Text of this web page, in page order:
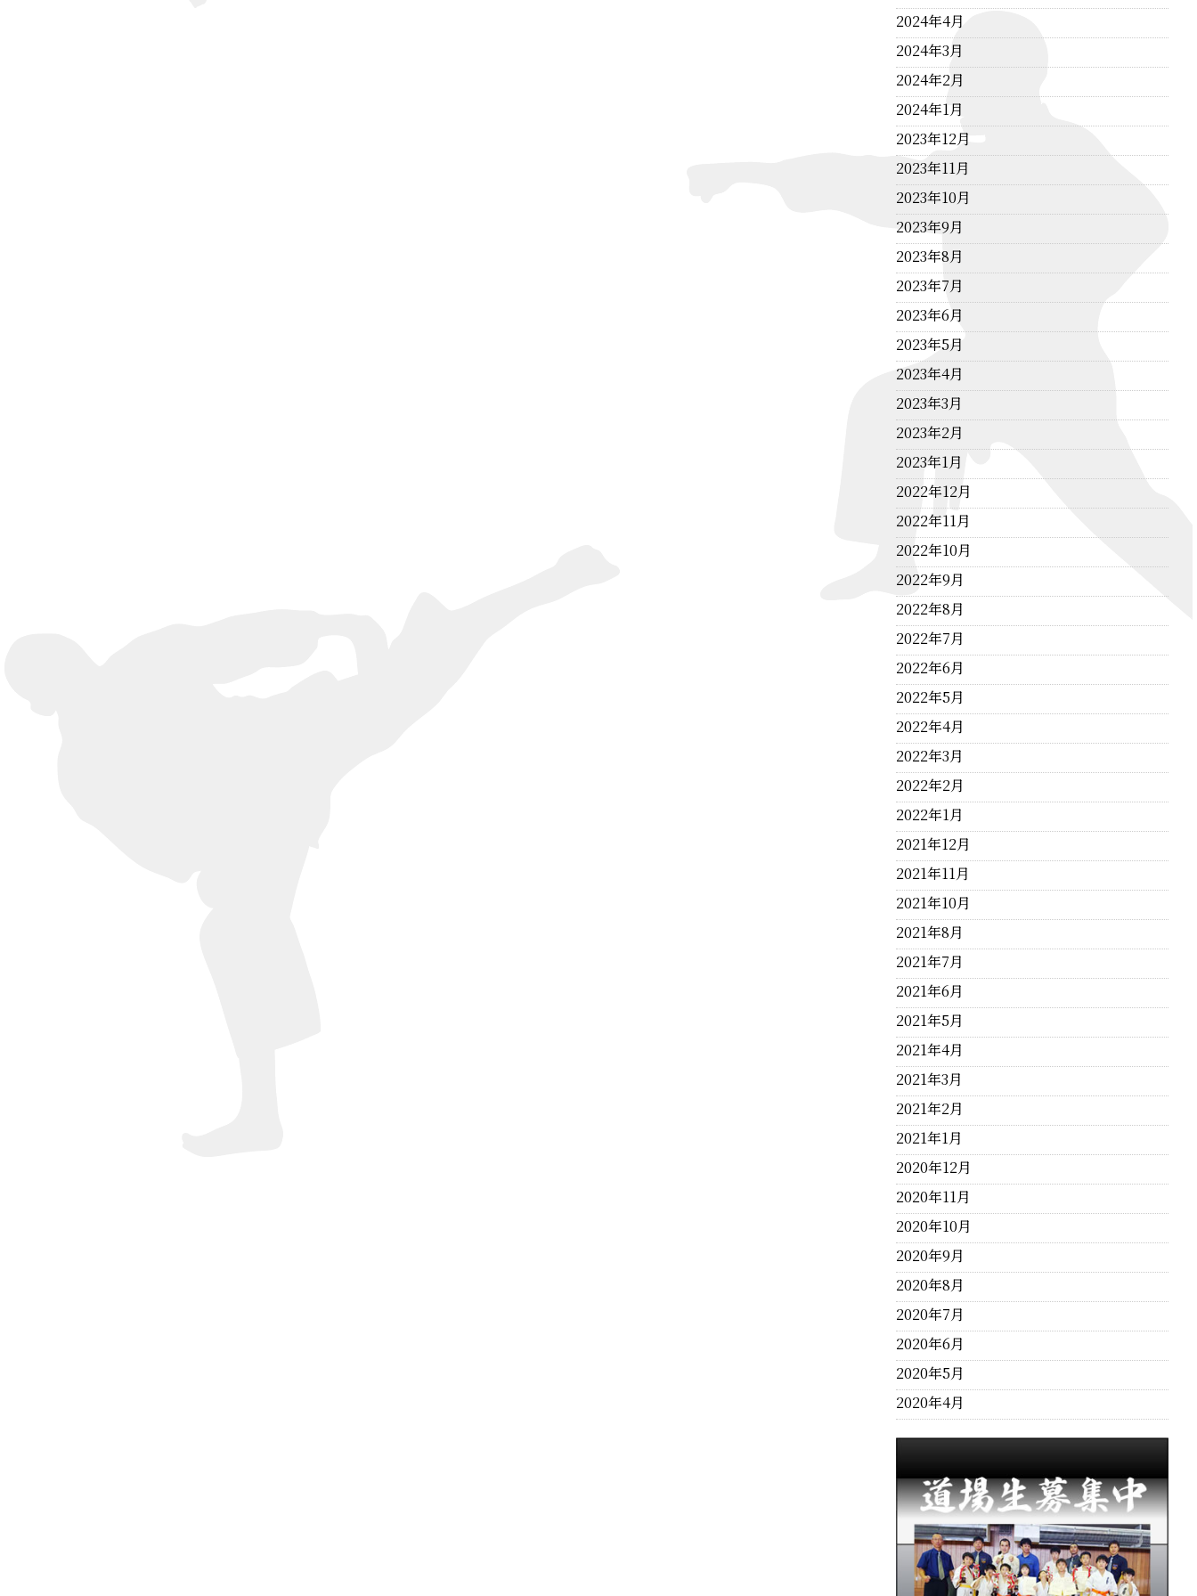
2024年4月
2024年3月
2024年2月
2024年1月
2023年12月
2023年11月
2023年10月
2023年9月
2023年8月
2023年7月
2023年6月
2023年5月
2023年4月
2023年3月
2023年2月
2023年1月
2022年12月
2022年11月
2022年10月
2022年9月
2022年8月
2022年7月
2022年6月
2022年5月
2022年4月
2022年3月
2022年2月
2022年1月
2021年12月
2021年11月
2021年10月
2021年8月
2021年7月
2021年6月
2021年5月
2021年4月
2021年3月
2021年2月
2021年1月
2020年12月
2020年11月
2020年10月
2020年9月
2020年8月
2020年7月
2020年6月
2020年5月
2020年4月